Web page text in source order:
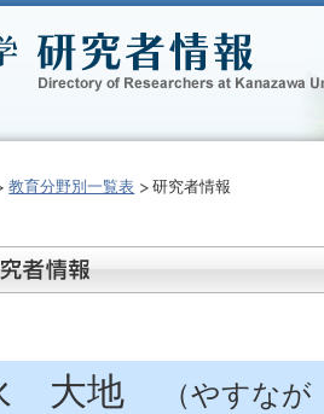
教育分野別一覧表 研究者情報
大地 （やすな